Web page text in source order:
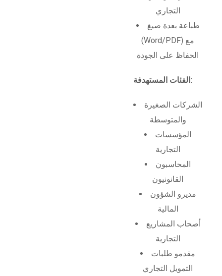
التجاري
طباعة بعدة صيغ
(Word/PDF) مع
الحفاظ على الجودة
الفئات المستهدفة:
الشركات الصغيرة
والمتوسطة
المؤسسات
التجارية
المحاسبون
القانونيون
مديرو الشؤون
المالية
أصحاب المشاريع
التجارية
مقدمو طلبات
التمويل التجاري